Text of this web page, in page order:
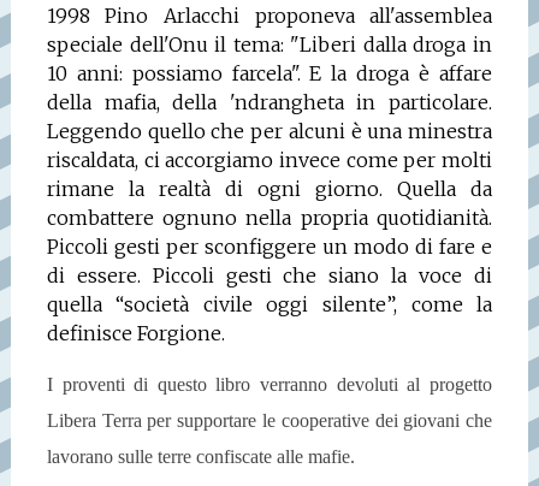
1998 Pino Arlacchi proponeva all'assemblea
speciale dell'Onu il tema: "Liberi dalla droga in
10 anni: possiamo farcela". E la droga è affare
della mafia, della 'ndrangheta in particolare.
Leggendo quello che per alcuni è una minestra
riscaldata, ci accorgiamo invece come per molti
rimane la realtà di ogni giorno. Quella da
combattere ognuno nella propria quotidianità.
Piccoli gesti per sconfiggere un modo di fare e
di essere. Piccoli gesti che siano la voce di
quella “società civile oggi silente”, come la
definisce Forgione.
I proventi di questo libro verranno devoluti al progetto
Libera Terra per supportare le cooperative dei giovani che
lavorano sulle terre confiscate alle mafie.